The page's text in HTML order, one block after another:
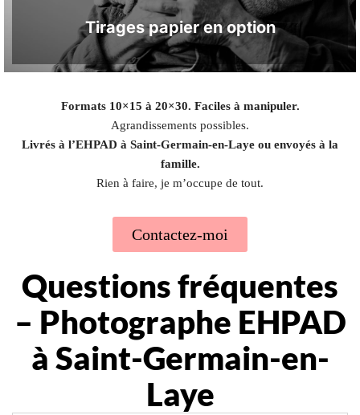
Tirages papier en option
Formats 10×15 à 20×30. Faciles à manipuler.
Agrandissements possibles.
Livrés à l’EHPAD à Saint-Germain-en-Laye ou envoyés à la
famille.
Rien à faire, je m’occupe de tout.
Contactez-moi
Questions fréquentes
– Photographe EHPAD
à Saint-Germain-en-
Laye